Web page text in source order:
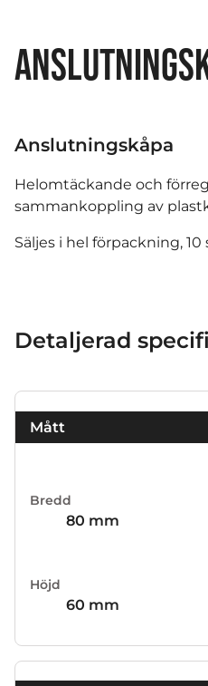
Anslutningskåpa
Helomtäckande och
sammankoppling av
Säljes i hel förpackning, 10
Detaljerad
Mått
Bredd
80 mm
Höjd
60 mm